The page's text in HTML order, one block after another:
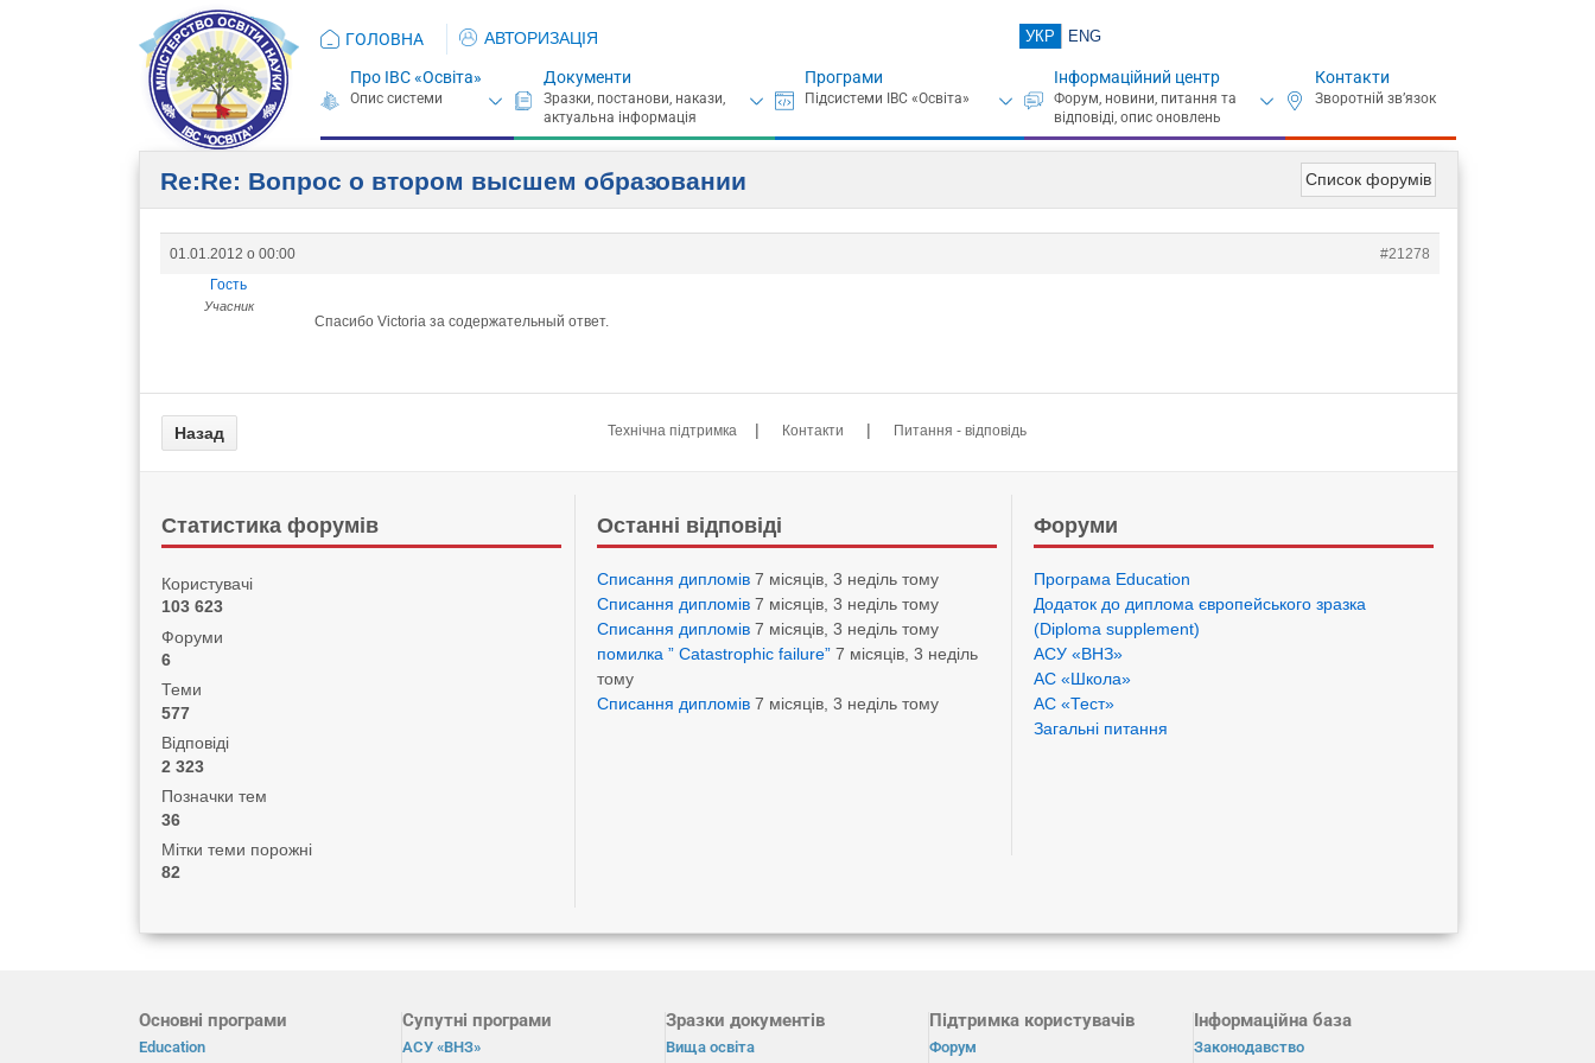
ГОЛОВНА АВТОРИЗАЦІЯ УКР ENG
Про ІВС «Освіта» Документи Програми Інформаційний центр Контакти
Список форумів
Re:Re: Вопрос о втором высшем образовании
01.01.2012 о 00:00
#21278
Гость
Учасник
Спасибо Victoria за содержательный ответ.
Технічна підтримка | Контакти | Питання - відповідь
Статистика форумів
Користувачі
103 623
Форуми
6
Теми
577
Відповіді
2 323
Позначки тем
36
Мітки теми порожні
82
Останні відповіді
Списання дипломів 7 місяців, 3 неділь тому
Списання дипломів 7 місяців, 3 неділь тому
Списання дипломів 7 місяців, 3 неділь тому
помилка ” Catastrophic failure” 7 місяців, 3 неділь
тому
Списання дипломів 7 місяців, 3 неділь тому
Форуми
Програма Eduсation
Додаток до диплома європейського зразка
(Diploma supplement)
АСУ «ВНЗ»
АС «Школа»
АС «Тест»
Загальні питання
Основні програми
Education
Супутні програми
АСУ «ВНЗ»
Зразки документів
Вища освіта
Підтримка користувачів
Форум
Інформаційна база
Законодавство